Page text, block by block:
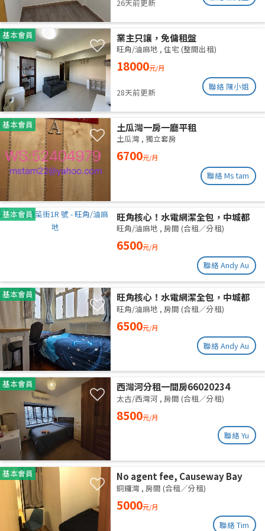
26天前更新
基本會員 業主只讓，免傭租盤
旺角/油麻地 , 住宅 (整間出租)
18000元/月
28天前更新
聯絡 陳小姐
基本會員 土瓜灣一房一廳平租
土瓜灣 , 獨立套房
6700元/月
聯絡 Ms tam
基本會員
旺角核心！水電網潔全包，中城都
理大通勤黨
旺角/油麻地 , 房間 (合租／分租)
6500元/月
聯絡 Andy Au
基本會員
旺角核心！水電網潔全包，中城都
理大通勤黨
旺角/油麻地 , 房間 (合租／分租)
6500元/月
聯絡 Andy Au
基本會員 西灣河分租一間房66020234
太古/西灣河 , 房間 (合租／分租)
8500元/月
聯絡 Yu
基本會員
No agent fee, Causeway Bay
share flat
銅鑼灣 , 房間 (合租／分租)
5000元/月
聯絡 Tim